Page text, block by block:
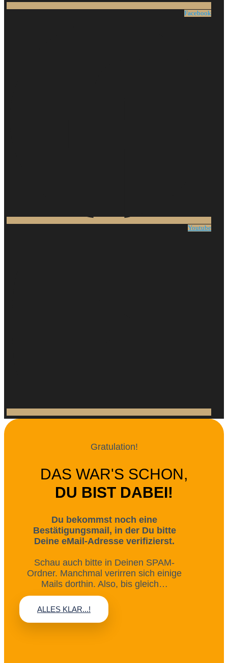
Facebook
Youtube
Gratulation!
DAS WAR'S SCHON,
DU BIST DABEI!
Du bekommst noch eine
Bestätigungsmail, in der Du bitte
Deine eMail-Adresse verifizierst.
Schau auch bitte in Deinen SPAM-
Ordner. Manchmal verirren sich einige
Mails dorthin. Also, bis gleich…
ALLES KLAR...!